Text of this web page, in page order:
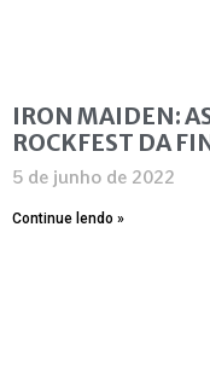
IRON MAIDEN:
ROCKFEST DA
5 de junho de 2022
Continue lendo »